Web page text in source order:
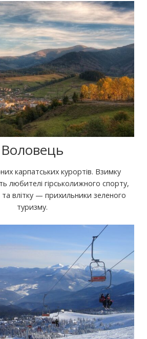
Воловець
карпатських курортів. Взимку
любителі гірськолижного спорту,
та влітку — прихильники зеленого
туризму.